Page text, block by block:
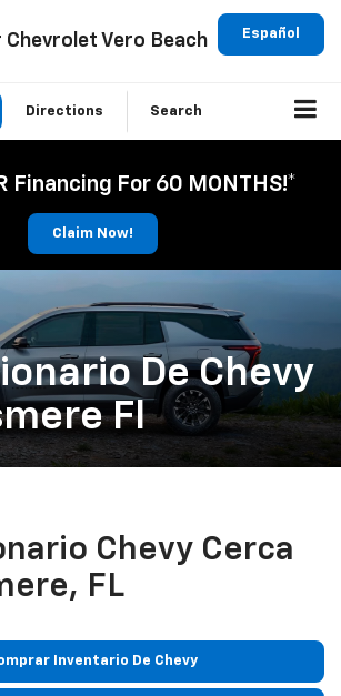
Español
Chevrolet Vero Beach
Directions Search
Financing For 60 MONTHS!*
Claim Now!
De Chevy
Fl
Chevy Cerca
FL
Inventario De Chevy